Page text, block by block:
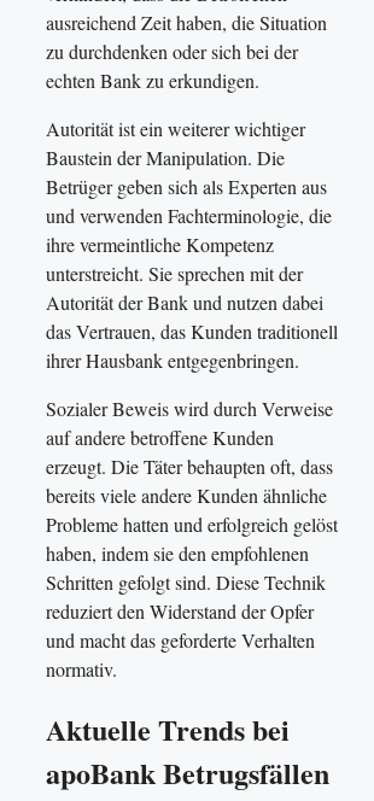
ausreichend Zeit haben, die Situation
zu durchdenken oder sich bei der
echten Bank zu erkundigen.
Autorität ist ein weiterer wichtiger
Baustein der Manipulation. Die
Betrüger geben sich als Experten aus
und verwenden Fachterminologie, die
ihre vermeintliche Kompetenz
unterstreicht. Sie sprechen mit der
Autorität der Bank und nutzen dabei
das Vertrauen, das Kunden traditionell
ihrer Hausbank entgegenbringen.
Sozialer Beweis wird durch Verweise
auf andere betroffene Kunden
erzeugt. Die Täter behaupten oft, dass
bereits viele andere Kunden ähnliche
Probleme hatten und erfolgreich gelöst
haben, indem sie den empfohlenen
Schritten gefolgt sind. Diese Technik
reduziert den Widerstand der Opfer
und macht das geforderte Verhalten
normativ.
Aktuelle Trends bei
apoBank Betrugsfällen